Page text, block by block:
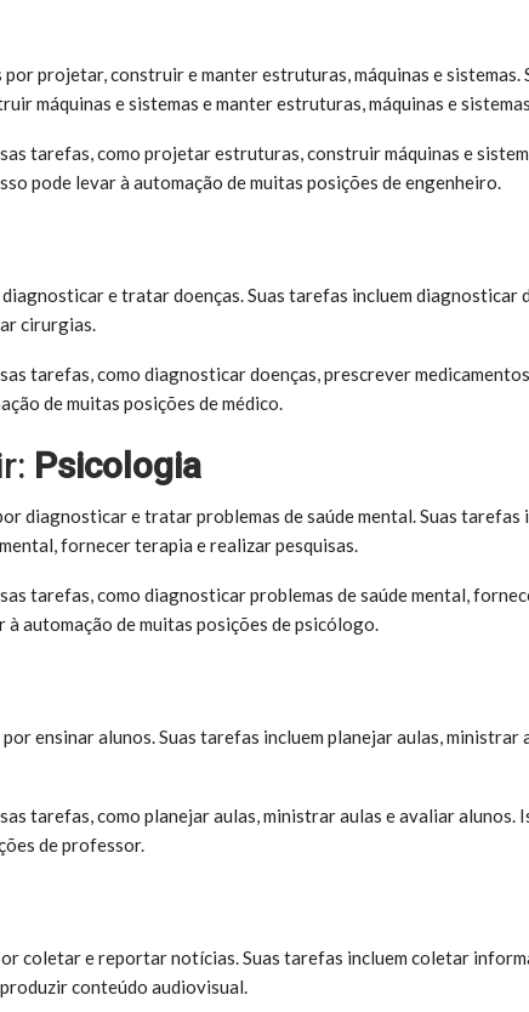
projetar, construir e manter estruturas, máquinas e sistemas.
máquinas e sistemas e manter estruturas, máquinas e
tarefas, como projetar estruturas, construir máquinas e
pode levar à automação de muitas posições de engenheiro.
e tratar doenças. Suas tarefas incluem diagnosticar
cirurgias.
tarefas, como diagnosticar doenças, prescrever
de muitas posições de médico.
Psicologia
diagnosticar e tratar problemas de saúde mental. Suas tarefas
fornecer terapia e realizar pesquisas.
tarefas, como diagnosticar problemas de saúde mental,
automação de muitas posições de psicólogo.
ensinar alunos. Suas tarefas incluem planejar aulas, ministrar
tarefas, como planejar aulas, ministrar aulas e avaliar alunos.
de professor.
coletar e reportar notícias. Suas tarefas incluem coletar
conteúdo audiovisual.